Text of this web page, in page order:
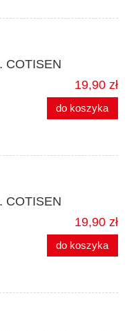
COTISEN
19,90 zł
do koszyka
COTISEN
19,90 zł
do koszyka